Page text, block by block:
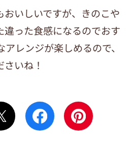
おいしいですが、きのこや
違った食感になるのでおす
レンジが楽しめるので、
いね！